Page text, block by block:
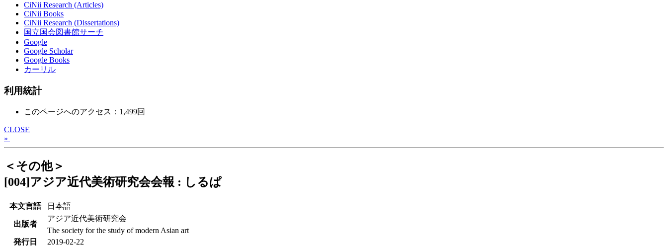
CiNii Research (Articles)
CiNii Books
CiNii Research (Dissertations)
国立国会図書館サーチ
Google
Google Scholar
Google Books
カーリル
利用統計
このページへのアクセス：1,499回
CLOSE
»
＜その他＞
[004]アジア近代美術研究会会報 : しるぱ
本文言語 日本語
出版者
アジア近代美術研究会
The society for the study of modern Asian art
発行日
2019-02-22